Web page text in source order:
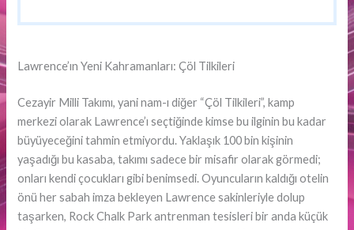
Lawrence’ın Yeni Kahramanları: Çöl Tilkileri
Cezayir Milli Takımı, yani nam-ı diğer “Çöl Tilkileri”, kamp
merkezi olarak Lawrence’ı seçtiğinde kimse bu ilginin bu kadar
büyüyeceğini tahmin etmiyordu. Yaklaşık 100 bin kişinin
yaşadığı bu kasaba, takımı sadece bir misafir olarak görmedi;
onları kendi çocukları gibi benimsedi. Oyuncuların kaldığı otelin
önü her sabah imza bekleyen Lawrence sakinleriyle dolup
taşarken, Rock Chalk Park antrenman tesisleri bir anda küçük